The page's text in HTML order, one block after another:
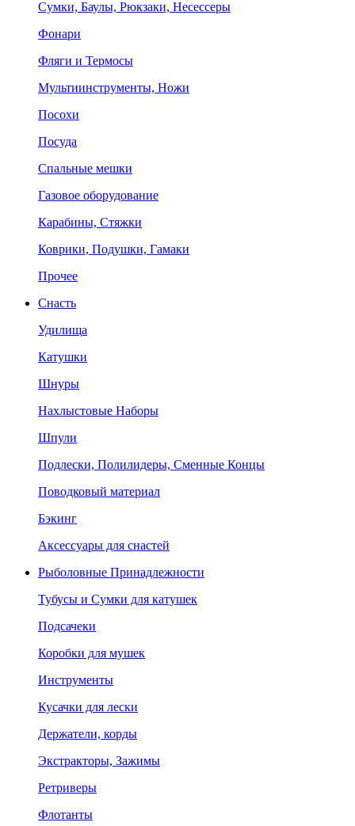
Сумки, Баулы, Рюкзаки, Несессеры
Фонари
Фляги и Термосы
Мультиинструменты, Ножи
Посохи
Посуда
Спальные мешки
Газовое оборудование
Карабины, Стяжки
Коврики, Подушки, Гамаки
Прочее
Снасть
Удилища
Катушки
Шнуры
Нахлыстовые Наборы
Шпули
Подлески, Полилидеры, Сменные Концы
Поводковый материал
Бэкинг
Аксессуары для снастей
Рыболовные Принадлежности
Тубусы и Сумки для катушек
Подсачеки
Коробки для мушек
Инструменты
Кусачки для лески
Держатели, корды
Экстракторы, Зажимы
Ретриверы
Флотанты